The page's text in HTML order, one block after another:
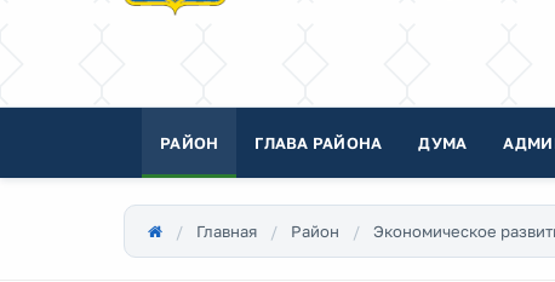
РАЙОН ГЛАВА РАЙОНА ДУМА
Главная Район Экономическое